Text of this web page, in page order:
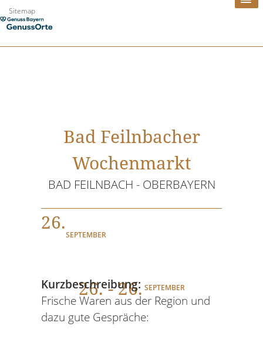
Zum
Inhalt
Sitemap
Bad Feilnbacher
Wochenmarkt
BAD FEILNBACH - OBERBAYERN
26.
SEPTEMBER
26. - 26. SEPTEMBER
Kurzbeschreibung:
Frische Waren aus der Region und
dazu gute Gespräche: